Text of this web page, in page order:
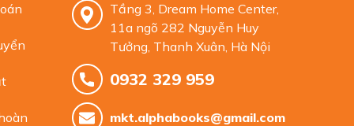
Tầng 3, Dream Home Center,
11a ngõ 282 Nguyễn Huy
Tưởng, Thanh Xuân, Hà Nội
0932 329 959
mkt.alphabooks@gmail.com